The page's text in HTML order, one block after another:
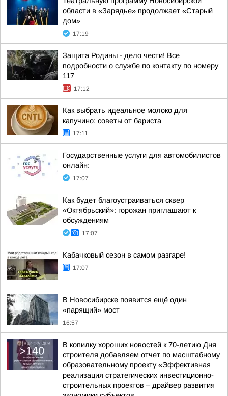
области в «Зарядье» продолжает «Старый
дом»
17:19
Защита Родины - дело чести! Все
подробности о службе по контакту по номеру
117
17:12
Как выбрать идеальное молоко для
капучино: советы от бариста
17:11
Государственные услуги для автомобилистов
онлайн:
17:07
Как будет благоустраиваться сквер
«Октябрьский»: горожан приглашают к
обсуждениям
17:07
Кабачковый сезон в самом разгаре!
17:07
В Новосибирске появится ещё один
«парящий» мост
16:57
В копилку хороших новостей к 70-летию Дня
строителя добавляем отчет по масштабному
образовательному проекту «Эффективная
реализация стратегических инвестиционно-
строительных проектов – драйвер развития